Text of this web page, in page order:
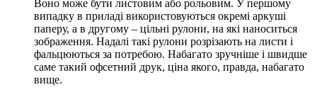
Воно може бути листовим або рольовим. У першому
випадку в приладі використовуються окремі аркуші
паперу, а в другому – цільні рулони, на які наноситься
зображення. Надалі такі рулони розрізають на листи і
фальцюються за потребою. Набагато зручніше і швидше
саме такий офсетний друк, ціна якого, правда, набагато
вище.